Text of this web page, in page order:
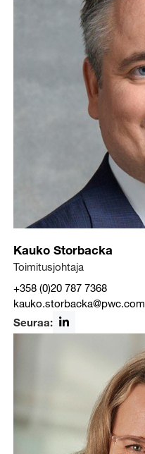
Kauko Storbacka
Toimitusjohtaja
+358 (0)20 787 7368
kauko.storbacka@pwc.com
Seuraa: